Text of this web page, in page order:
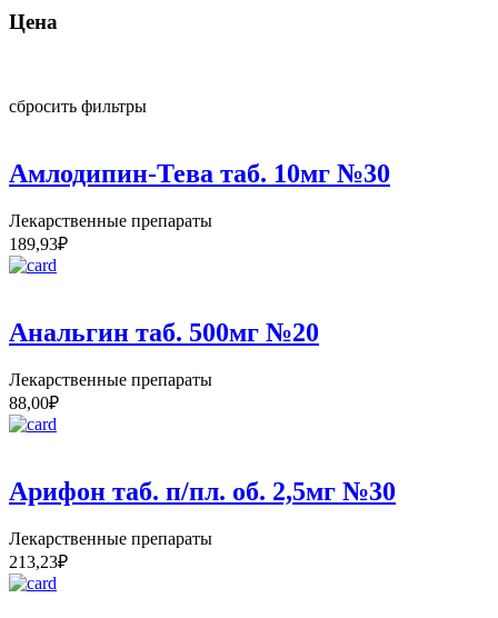
Цена
сбросить фильтры
Амлодипин-Тева таб. 10мг №30
Лекарственные препараты
189,93₽
Анальгин таб. 500мг №20
Лекарственные препараты
88,00₽
Арифон таб. п/пл. об. 2,5мг №30
Лекарственные препараты
213,23₽